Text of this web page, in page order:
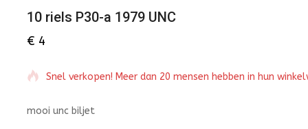
10 riels P30-a 1979 UNC
€ 4
Snel verkopen! Meer dan 20 mensen hebben in hun
mooi unc biljet